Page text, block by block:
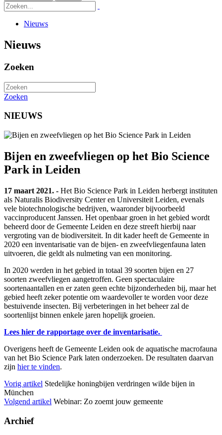
Nieuws
Nieuws
Zoeken
Zoeken
NIEUWS
Bijen en zweefvliegen op het Bio Science
Park in Leiden
17 maart 2021. - Het Bio Science Park in Leiden herbergt instituten
als Naturalis Biodiversity Center en Universiteit Leiden, evenals
vele biotechnologische bedrijven, waaronder bijvoorbeeld
vaccinproducent Janssen. Het openbaar groen in het gebied wordt
beheerd door de Gemeente Leiden en deze streeft hierbij naar
vergroting van de biodiversiteit. In dit kader heeft de Gemeente in
2020 een inventarisatie van de bijen- en zweefvliegenfauna laten
uitvoeren, die geldt als nulmeting van een monitoring.
In 2020 werden in het gebied in totaal 39 soorten bijen en 27
soorten zweefvliegen aangetroffen. Geen spectaculaire
soortenaantallen en er zaten geen echte bijzonderheden bij, maar het
gebied heeft zeker potentie om waardevoller te worden voor deze
bestuivende insecten. Bij verbeteringen in het beheer zal de
soortenlijst binnen enkele jaren hopelijk groeien.
Lees hier de rapportage over de inventarisatie.
Overigens heeft de Gemeente Leiden ook de aquatische macrofauna
van het Bio Science Park laten onderzoeken. De resultaten daarvan
zijn hier te vinden.
Vorig artikel Stedelijke honingbijen verdringen wilde bijen in
München
Volgend artikel Webinar: Zo zoemt jouw gemeente
Archief